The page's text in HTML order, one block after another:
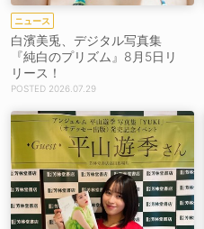
ニュース
白濱美兎、デジタル写真集
『純白のプリズム』8月5日リ
リース！
2026.07.29